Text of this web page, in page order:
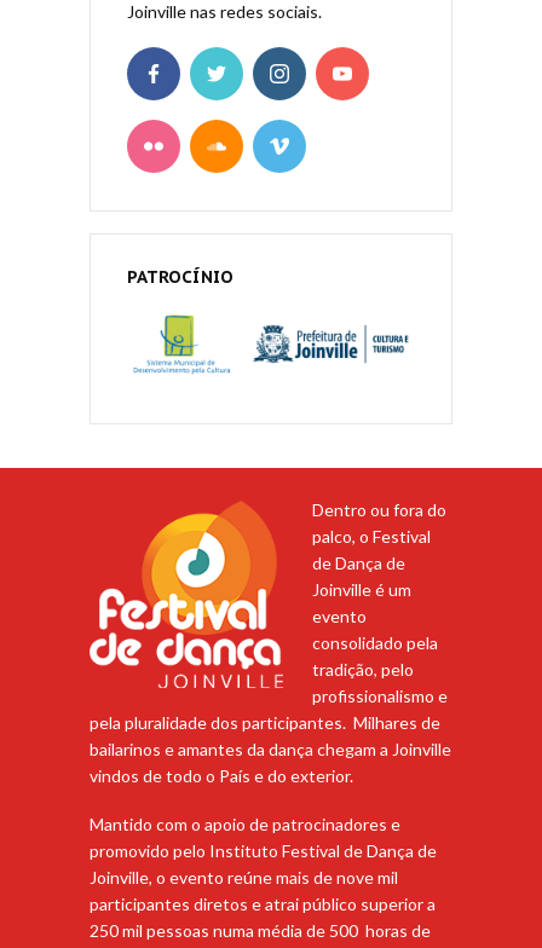
Joinville nas redes sociais.
PATROCÍNIO
Dentro ou fora do
palco, o Festival
de Dança de
Joinville é um
evento
consolidado pela
tradição, pelo
profissionalismo e
pela pluralidade dos participantes. Milhares de
bailarinos e amantes da dança chegam a Joinville
vindos de todo o País e do exterior.
Mantido com o apoio de patrocinadores e
promovido pelo Instituto Festival de Dança de
Joinville, o evento reúne mais de nove mil
participantes diretos e atrai público superior a
250 mil pessoas numa média de 500 horas de